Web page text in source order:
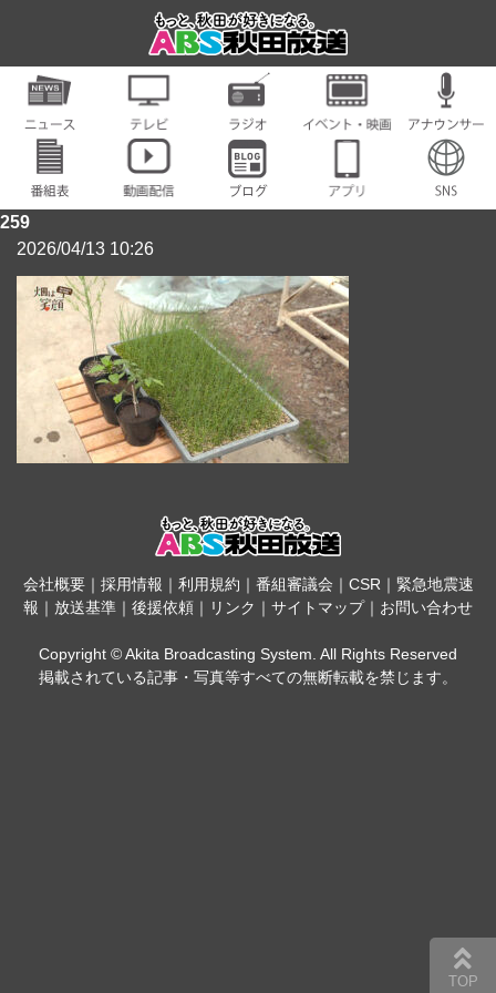
259
2026/04/13 10:26
会社概要｜ 採用情報 ｜ 利用規約 ｜ 番組審議会 ｜ CSR｜ 緊急地震速
報 ｜ 放送基準 ｜ 後援依頼 ｜ リンク ｜ サイトマップ｜ お問い合わせ
Copyright © Akita Broadcasting System. All Rights Reserved
掲載されている記事・写真等すべての無断転載を禁じます。